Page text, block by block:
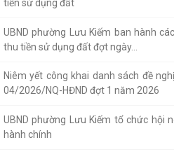
tiền sử dụng đất
UBND phường Lưu Kiếm ban hành
thu tiền sử dụng đất đợt ngày...
Niêm yết công khai danh sách đề
04/2026/NQ-HĐND đợt 1 năm 2026
UBND phường Lưu Kiếm tổ chức hội
hành chính